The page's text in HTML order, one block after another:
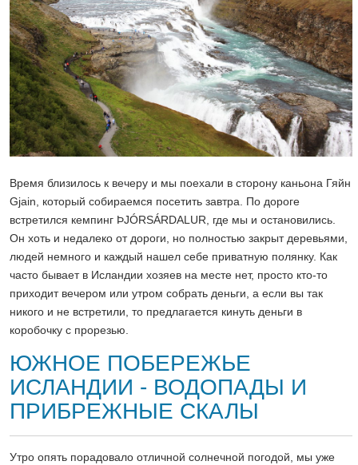
Время близилось к вечеру и мы поехали в сторону каньона Гяйн
Gjain, который собираемся посетить завтра. По дороге
встретился кемпинг ÞJÓRSÁRDALUR, где мы и остановились.
Он хоть и недалеко от дороги, но полностью закрыт деревьями,
людей немного и каждый нашел себе приватную полянку. Как
часто бывает в Исландии хозяев на месте нет, просто кто-то
приходит вечером или утром собрать деньги, а если вы так
никого и не встретили, то предлагается кинуть деньги в
коробочку с прорезью.
ЮЖНОЕ ПОБЕРЕЖЬЕ
ИСЛАНДИИ - ВОДОПАДЫ И
ПРИБРЕЖНЫЕ СКАЛЫ
Утро опять порадовало отличной солнечной погодой, мы уже